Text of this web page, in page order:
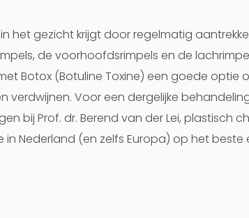
het gezicht krijgt door regelmatig
de voorhoofdsrimpels en de
Botox (Botuline Toxine) een goede optie
verdwijnen. Voor een dergelijke
bij Prof. dr. Berend van der Lei, plastisch
in Nederland (en zelfs Europa) op het